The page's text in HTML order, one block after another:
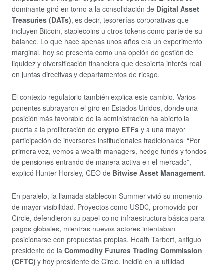
dominante giró en torno a la consolidación de Digital Asset
Treasuries (DATs), es decir, tesorerías corporativas que
incluyen Bitcoin, stablecoins u otros tokens como parte de su
balance. Lo que hace apenas unos años era un experimento
marginal, hoy se presenta como una opción de gestión de
liquidez y diversificación financiera que despierta interés real
en juntas directivas y departamentos de riesgo.
El contexto regulatorio también explica este cambio. Varios
ponentes subrayaron el giro en Estados Unidos, donde una
posición más favorable de la administración ha abierto la
puerta a la proliferación de crypto ETFs y a una mayor
participación de inversores institucionales tradicionales. “Por
primera vez, vemos a wealth managers, hedge funds y fondos
de pensiones entrando de manera activa en el mercado”,
explicó Hunter Horsley, CEO de Bitwise Asset Management.
En paralelo, la llamada stablecoin Summer vivió su momento
de mayor visibilidad. Proyectos como USDC, promovido por
Circle, defendieron su papel como infraestructura básica para
pagos globales, mientras nuevos actores intentaban
posicionarse con propuestas propias. Heath Tarbert, antiguo
presidente de la Commodity Futures Trading Commission
(CFTC) y hoy presidente de Circle, incidió en la utilidad